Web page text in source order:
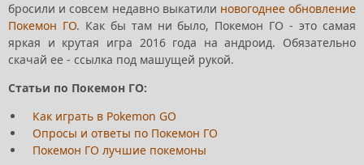
бросили и совсем недавно выкатили новогоднее обновление
Покемон ГО. Как бы там ни было, Покемон ГО - это самая
яркая и крутая игра 2016 года на андроид. Обязательно
скачай ее - ссылка под машущей рукой.
Статьи по Покемон ГО:
Как играть в Pokemon GO
Опросы и ответы по Покемон ГО
Покемон ГО лучшие покемоны